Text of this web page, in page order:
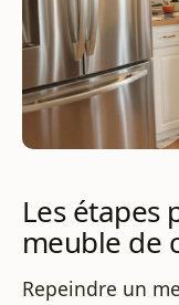
Les étapes
meuble de
Repeindre un